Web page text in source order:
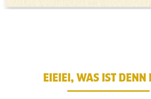
EIEIEI, WAS IST DENN